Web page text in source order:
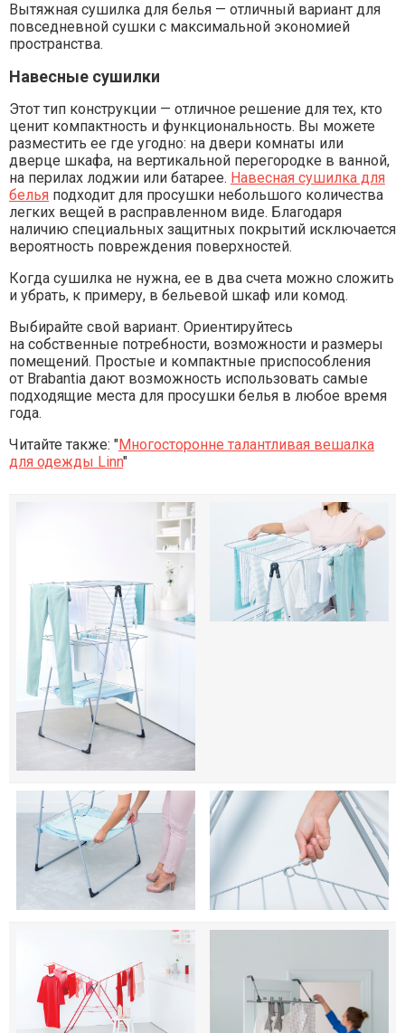
Вытяжная сушилка для белья — отличный вариант для
повседневной сушки с максимальной экономией
пространства.
Навесные сушилки
Этот тип конструкции — отличное решение для тех, кто
ценит компактность и функциональность. Вы можете
разместить ее где угодно: на двери комнаты или
дверце шкафа, на вертикальной перегородке в ванной,
на перилах лоджии или батарее. Навесная сушилка для
белья подходит для просушки небольшого количества
легких вещей в расправленном виде. Благодаря
наличию специальных защитных покрытий исключается
вероятность повреждения поверхностей.
Когда сушилка не нужна, ее в два счета можно сложить
и убрать, к примеру, в бельевой шкаф или комод.
Выбирайте свой вариант. Ориентируйтесь
на собственные потребности, возможности и размеры
помещений. Простые и компактные приспособления
от Brabantia дают возможность использовать самые
подходящие места для просушки белья в любое время
года.
Читайте также: "Многосторонне талантливая вешалка
для одежды Linn"